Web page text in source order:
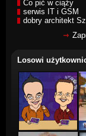
Co pić w ciąży
serwis IT i GSM
dobry architekt
Losowi